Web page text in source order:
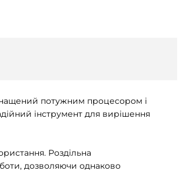
потужним процесором і
інструмент для вирішення
Роздільна
дозволяючи однаково